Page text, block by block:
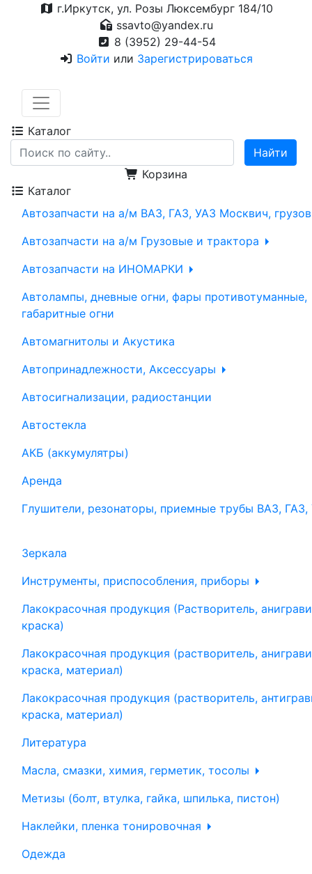
г.Иркутск, ул. Розы Люксембург 184/10
ssavto@yandex.ru
8 (3952) 29-44-54
Войти или Зарегистрироваться
Каталог
Корзина
Каталог
Автозапчасти на а/м ВАЗ, ГАЗ, УАЗ Москвич,
Автозапчасти на а/м Грузовые и трактора
Автозапчасти на ИНОМАРКИ
Автолампы, дневные огни, фары противотуманные,
габаритные огни
Автомагнитолы и Акустика
Автопринадлежности, Аксессуары
Автосигнализации, радиостанции
Автостекла
АКБ (аккумулятры)
Аренда
Глушители, резонаторы, приемные трубы ВАЗ, ГАЗ,
Зеркала
Инструменты, приспособления, приборы
Лакокрасочная продукция (Растворитель,
краска)
Лакокрасочная продукция (растворитель,
краска, материал)
Лакокрасочная продукция (растворитель,
краска, материал)
Литература
Масла, смазки, химия, герметик, тосолы
Метизы (болт, втулка, гайка, шпилька, пистон)
Наклейки, пленка тонировочная
Одежда